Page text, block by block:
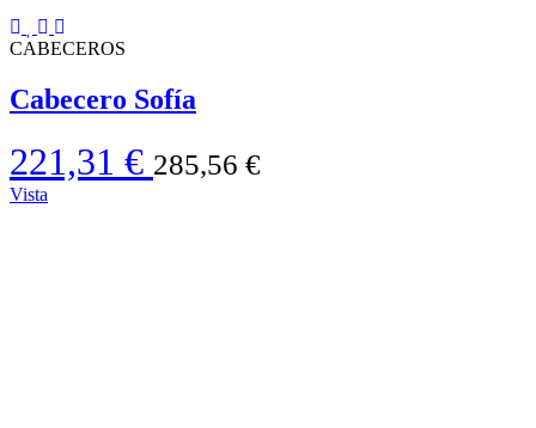
CABECEROS
Cabecero Sofía
221,31 € 285,56 €
Vista